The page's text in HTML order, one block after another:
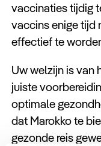
vaccinaties tijdig
vaccins enige tijd
effectief te
Uw welzijn is van
juiste
optimale
dat Marokko te
gezonde reis